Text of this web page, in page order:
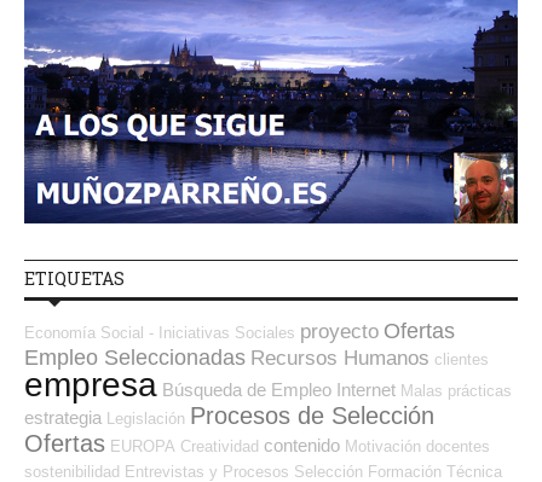
ETIQUETAS
Economía Social - Iniciativas Sociales proyecto Ofertas
Empleo Seleccionadas Recursos Humanos clientes
empresa Búsqueda de Empleo Internet Malas prácticas
estrategia Legislación Procesos de Selección
Ofertas EUROPA Creatividad contenido Motivación docentes
sostenibilidad Entrevistas y Procesos Selección Formación Técnica